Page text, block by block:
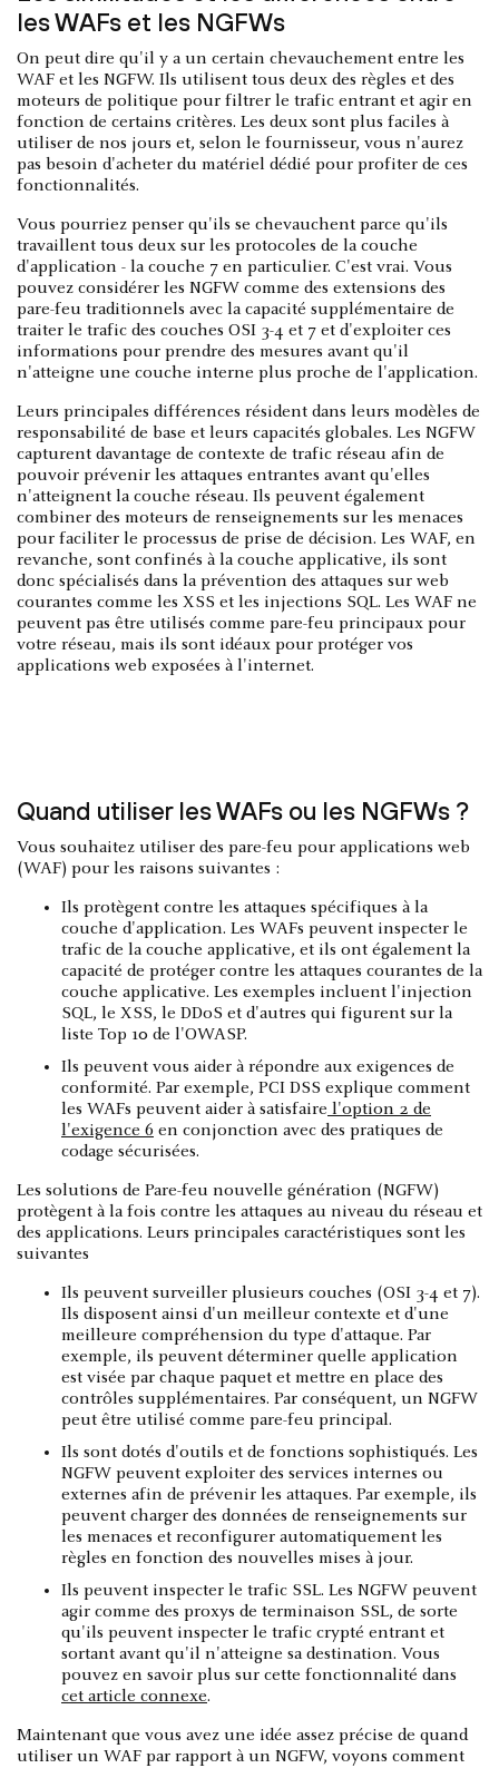
les WAFs et les NGFWs
On peut dire qu'il y a un certain chevauchement entre les
WAF et les NGFW. Ils utilisent tous deux des règles et des
moteurs de politique pour filtrer le trafic entrant et agir en
fonction de certains critères. Les deux sont plus faciles à
utiliser de nos jours et, selon le fournisseur, vous n'aurez
pas besoin d'acheter du matériel dédié pour profiter de ces
fonctionnalités.
Vous pourriez penser qu'ils se chevauchent parce qu'ils
travaillent tous deux sur les protocoles de la couche
d'application - la couche 7 en particulier. C'est vrai. Vous
pouvez considérer les NGFW comme des extensions des
pare-feu traditionnels avec la capacité supplémentaire de
traiter le trafic des couches OSI 3-4 et 7 et d'exploiter ces
informations pour prendre des mesures avant qu'il
n'atteigne une couche interne plus proche de l'application.
Leurs principales différences résident dans leurs modèles de
responsabilité de base et leurs capacités globales. Les NGFW
capturent davantage de contexte de trafic réseau afin de
pouvoir prévenir les attaques entrantes avant qu'elles
n'atteignent la couche réseau. Ils peuvent également
combiner des moteurs de renseignements sur les menaces
pour faciliter le processus de prise de décision. Les WAF, en
revanche, sont confinés à la couche applicative, ils sont
donc spécialisés dans la prévention des attaques sur web
courantes comme les XSS et les injections SQL. Les WAF ne
peuvent pas être utilisés comme pare-feu principaux pour
votre réseau, mais ils sont idéaux pour protéger vos
applications web exposées à l'internet.
Quand utiliser les WAFs ou les NGFWs ?
Vous souhaitez utiliser des pare-feu pour applications web
(WAF) pour les raisons suivantes :
Ils protègent contre les attaques spécifiques à la
couche d'application. Les WAFs peuvent inspecter le
trafic de la couche applicative, et ils ont également la
capacité de protéger contre les attaques courantes de la
couche applicative. Les exemples incluent l'injection
SQL, le XSS, le DDoS et d'autres qui figurent sur la
liste Top 10 de l'OWASP.
Ils peuvent vous aider à répondre aux exigences de
conformité. Par exemple, PCI DSS explique comment
les WAFs peuvent aider à satisfaire l'option 2 de
l'exigence 6 en conjonction avec des pratiques de
codage sécurisées.
Les solutions de Pare-feu nouvelle génération (NGFW)
protègent à la fois contre les attaques au niveau du réseau et
des applications. Leurs principales caractéristiques sont les
suivantes
Ils peuvent surveiller plusieurs couches (OSI 3-4 et 7).
Ils disposent ainsi d'un meilleur contexte et d'une
meilleure compréhension du type d'attaque. Par
exemple, ils peuvent déterminer quelle application
est visée par chaque paquet et mettre en place des
contrôles supplémentaires. Par conséquent, un NGFW
peut être utilisé comme pare-feu principal.
Ils sont dotés d'outils et de fonctions sophistiqués. Les
NGFW peuvent exploiter des services internes ou
externes afin de prévenir les attaques. Par exemple, ils
peuvent charger des données de renseignements sur
les menaces et reconfigurer automatiquement les
règles en fonction des nouvelles mises à jour.
Ils peuvent inspecter le trafic SSL. Les NGFW peuvent
agir comme des proxys de terminaison SSL, de sorte
qu'ils peuvent inspecter le trafic crypté entrant et
sortant avant qu'il n'atteigne sa destination. Vous
pouvez en savoir plus sur cette fonctionnalité dans
cet article connexe.
Maintenant que vous avez une idée assez précise de quand
utiliser un WAF par rapport à un NGFW, voyons comment